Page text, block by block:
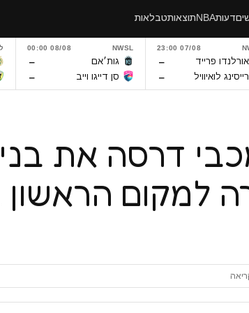
דעותNBAתוצאותטבלאות
07/08 23:00
אורלנדו פרייד –
רייסינג לואיוויל –
NWSL
08/08 00:00
גות׳אם –
סן דייגו וייב –
דרסה את בני
למקום